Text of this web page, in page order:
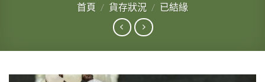
首頁 / 貨存狀況 / 已結緣